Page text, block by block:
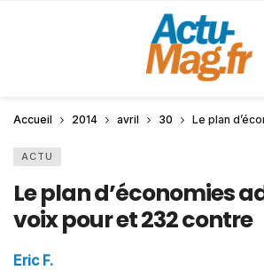
Accueil 2014 avril 30 Le plan
ACTU
Le plan d’économies
voix pour et 232 contre
Eric F.